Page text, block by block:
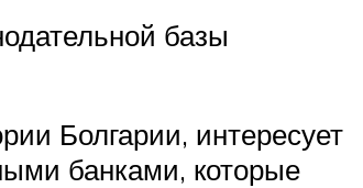
базы
Болгарии, интересует
банками, которые